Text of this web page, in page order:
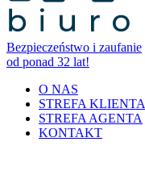
Bezpieczeństwo i zaufanie
od ponad 32 lat!
O NAS
STREFA KLIENTA
STREFA AGENTA
KONTAKT